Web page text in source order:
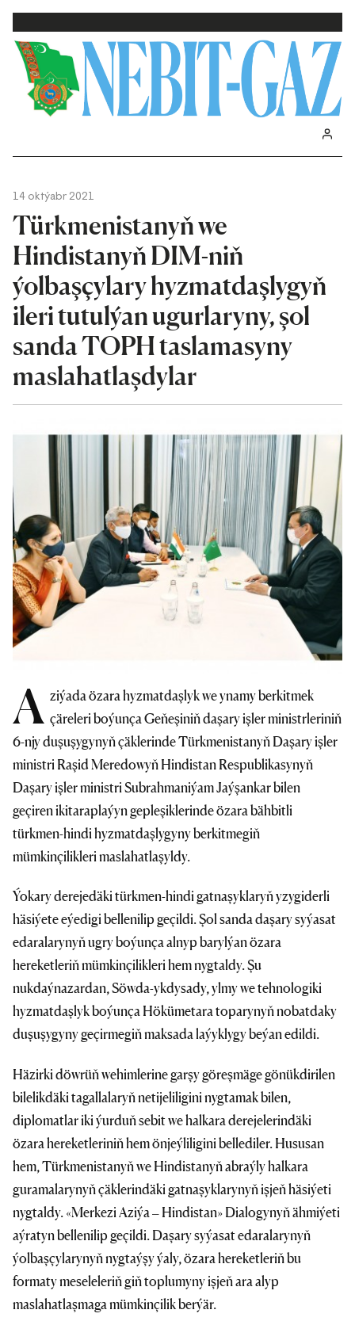
14 oktýabr 2021
Türkmenistanyň we
Hindistanyň DIM-niň
ýolbaşçylary hyzmatdaşlygyň
ileri tutulýan ugurlaryny, şol
sanda TOPH taslamasyny
maslahatlaşdylar
A ziýada özara hyzmatdaşlyk we ynamy berkitmek
çäreleri boýunça Geňeşiniň daşary işler ministrleriniň
6-njy duşuşygynyň çäklerinde Türkmenistanyň Daşary işler
ministri Raşid Meredowyň Hindistan Respublikasynyň
Daşary işler ministri Subrahmaniýam Jaýşankar bilen
geçiren ikitaraplaýyn gepleşiklerinde özara bähbitli
türkmen-hindi hyzmatdaşlygyny berkitmegiň
mümkinçilikleri maslahatlaşyldy.
Ýokary derejedäki türkmen-hindi gatnaşyklaryň yzygiderli
häsiýete eýedigi bellenilip geçildi. Şol sanda daşary syýasat
edaralarynyň ugry boýunça alnyp barylýan özara
hereketleriň mümkinçilikleri hem nygtaldy. Şu
nukdaýnazardan, Söwda-ykdysady, ylmy we tehnologiki
hyzmatdaşlyk boýunça Hökümetara toparynyň nobatdaky
duşuşygyny geçirmegiň maksada laýyklygy beýan edildi.
Häzirki döwrüň wehimlerine garşy göreşmäge gönükdirilen
bilelikdäki tagallalaryň netijeliligini nygtamak bilen,
diplomatlar iki ýurduň sebit we halkara derejelerindäki
özara hereketleriniň hem önjeýliligini bellediler. Hususan
hem, Türkmenistanyň we Hindistanyň abraýly halkara
guramalarynyň çäklerindäki gatnaşyklarynyň işjeň häsiýeti
nygtaldy. «Merkezi Aziýa – Hindistan» Dialogynyň ähmiýeti
aýratyn bellenilip geçildi. Daşary syýasat edaralarynyň
ýolbaşçylarynyň nygtaýşy ýaly, özara hereketleriň bu
formaty meseleleriň giň toplumyny işjeň ara alyp
maslahatlaşmaga mümkinçilik berýär.